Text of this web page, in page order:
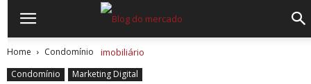
Home
Condomínio
Condomínio
Marketing Digital